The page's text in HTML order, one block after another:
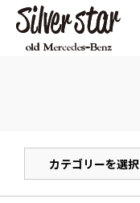
カテゴリーを選択